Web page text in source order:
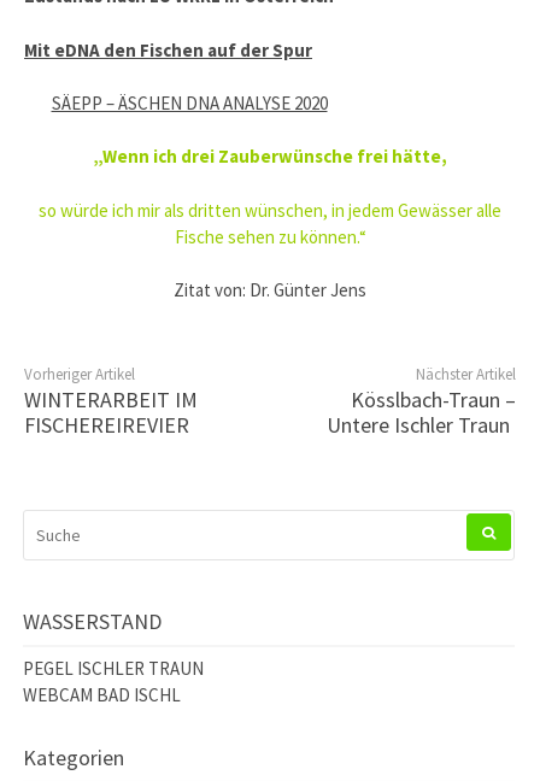
Mit eDNA den Fischen auf der Spur
SÄEPP – ÄSCHEN DNA ANALYSE 2020
„Wenn ich drei Zauberwünsche frei hätte,
so würde ich mir als dritten wünschen, in jedem Gewässer alle
Fische sehen zu können.“
Zitat von: Dr. Günter Jens
Vorheriger Artikel
WINTERARBEIT IM
FISCHEREIREVIER
Nächster Artikel
Kösslbach-Traun –
Untere Ischler Traun
NACH:
WASSERSTAND
PEGEL ISCHLER TRAUN
WEBCAM BAD ISCHL
Kategorien